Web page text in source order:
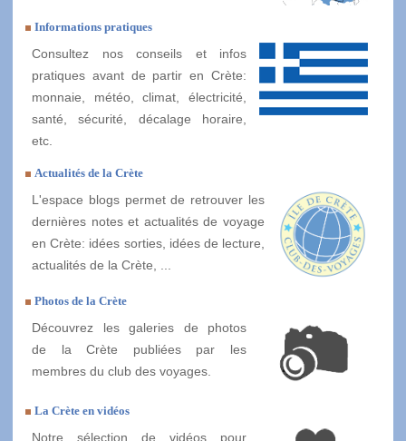
Informations pratiques
Consultez nos conseils et infos
pratiques avant de partir en Crète:
monnaie, météo, climat, électricité,
santé, sécurité, décalage horaire,
etc.
Actualités de la Crète
L'espace blogs permet de retrouver les
dernières notes et actualités de voyage
en Crète: idées sorties, idées de lecture,
actualités de la Crète, ...
Photos de la Crète
Découvrez les galeries de photos
de la Crète publiées par les
membres du club des voyages.
La Crète en vidéos
Notre sélection de vidéos pour